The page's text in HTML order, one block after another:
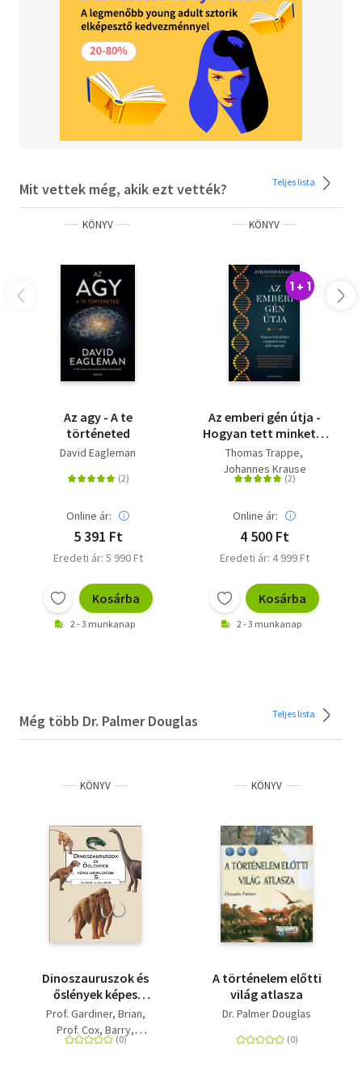
Mit vettek még, akik ezt vették? Teljes lista
KÖNYV
Az agy - A te
történeted
David Eagleman
Online ár:
5 391 Ft
Eredeti ár: 5 990 Ft
Kosárba
2 - 3 munkanap
KÖNYV
1 + 1
Az emberi gén útja -
Hogyan tett minket a
migráció azzá, akik
vagyunk
Thomas Trappe
Johannes Krause
Online ár:
4 500 Ft
Eredeti ár: 4 999 Ft
Kosárba
2 - 3 munkanap
Még több Dr. Palmer Douglas Teljes lista
KÖNYV
Dinoszauruszok és
őslények képes
enciklopédia 5. -
Emlősök és főemlősök
Prof. Gardiner, Brian
Prof. Cox, Barry
Dr. Palmer Douglas
KÖNYV
A történelem előtti
világ atlasza
Dr. Palmer Douglas